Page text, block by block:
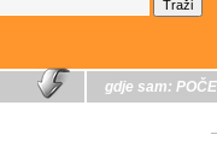
gdje sam: